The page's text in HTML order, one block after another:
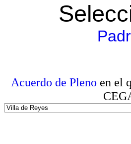
Acuerdo de Pleno en el